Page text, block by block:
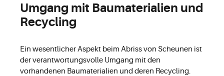
Umgang mit Baumaterialien und
Recycling
Ein wesentlicher Aspekt beim Abriss von Scheunen ist
der verantwortungsvolle Umgang mit den
vorhandenen Baumaterialien und deren Recycling.